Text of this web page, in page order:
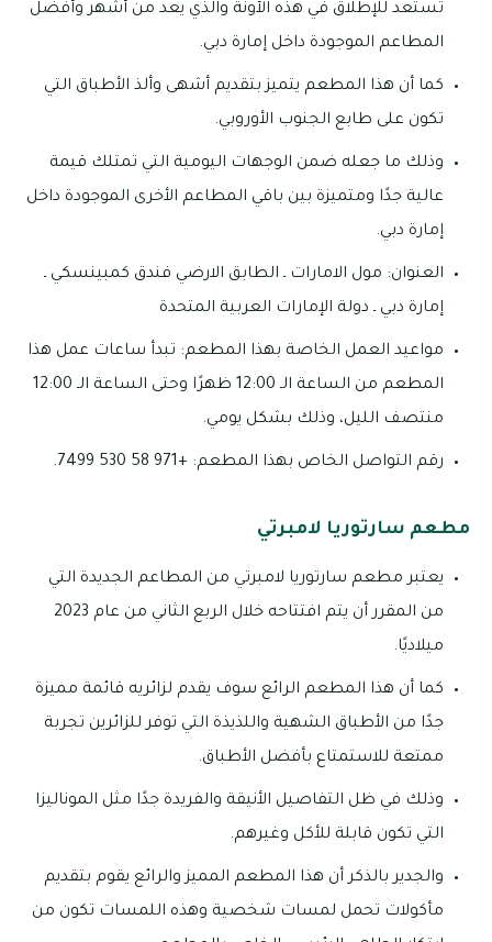
تستعد للإطلاق في هذه الآونة والذي يعد من أشهر وأفضل
المطاعم الموجودة داخل إمارة دبي.
كما أن هذا المطعم يتميز بتقديم أشهى وألذ الأطباق التي
تكون على طابع الجنوب الأوروبي.
وذلك ما جعله ضمن الوجهات اليومية التي تمتلك قيمة
عالية جدًا ومتميزة بين باقي المطاعم الأخرى الموجودة داخل
إمارة دبي.
العنوان: مول الامارات ـ الطابق الارضي فندق كمبينسكي ـ
إمارة دبي ـ دولة الإمارات العربية المتحدة
مواعيد العمل الخاصة بهذا المطعم: تبدأ ساعات عمل هذا
المطعم من الساعة الـ 12:00 ظهرًا وحتى الساعة الـ 12:00
منتصف الليل، وذلك بشكل يومي.
رقم التواصل الخاص بهذا المطعم: +971 58 530 7499.
مطعم سارتوريا لامبرتي
يعتبر مطعم سارتوريا لامبرتي من المطاعم الجديدة التي
من المقرر أن يتم افتتاحه خلال الربع الثاني من عام 2023
ميلاديًا.
كما أن هذا المطعم الرائع سوف يقدم لزائريه قائمة مميزة
جدًا من الأطباق الشهية واللذيذة التي توفر للزائرين تجربة
ممتعة للاستمتاع بأفضل الأطباق.
وذلك في ظل التفاصيل الأنيقة والفريدة جدًا مثل الموناليزا
التي تكون قابلة للأكل وغيرهم.
والجدير بالذكر أن هذا المطعم المميز والرائع يقوم بتقديم
مأكولات تحمل لمسات شخصية وهذه اللمسات تكون من